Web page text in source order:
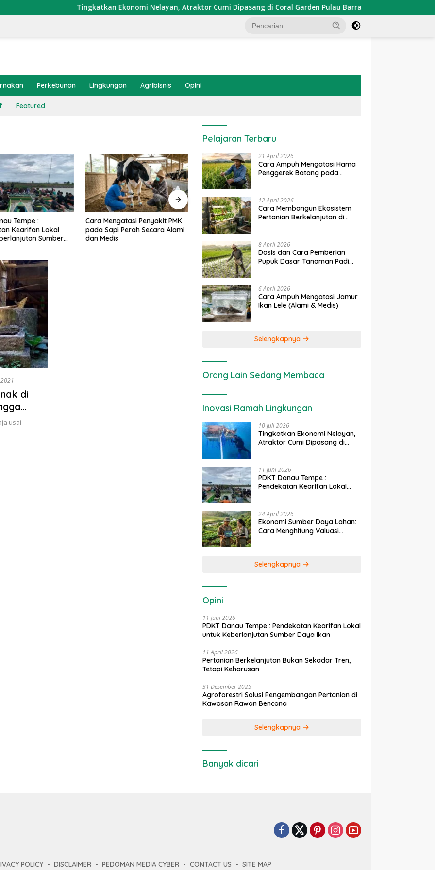
Tingkatkan Ekonomi Nelayan, Atraktor Cumi Dipasang di Coral Garden Pulau Barrang Caddi
Perkebunan Lingkungan Agribisnis Opini
Featured
Penyakit PMK
Perah Secara Alami
Dosis dan Cara Pemupukan
Tanaman Padi pada Fase
Vegetatif Aktif yang Tepat
Penerapan IoT dalam
Pertanian Modern di Indonesia
Ekonomi Sumber Daya Lahan:
di
usai
Pelajaran Terbaru
21 April 2026
Cara Ampuh Mengatasi Hama
Penggerek Batang pada
12 April 2026
Cara Membangun Ekosistem
Pertanian Berkelanjutan di
8 April 2026
Dosis dan Cara Pemberian
Pupuk Dasar Tanaman Padi
6 April 2026
Cara Ampuh Mengatasi Jamur
Ikan Lele (Alami & Medis)
Selengkapnya
Orang Lain Sedang Membaca
Inovasi Ramah Lingkungan
10 Juli 2026
Tingkatkan Ekonomi Nelayan,
Atraktor Cumi Dipasang di
11 Juni 2026
PDKT Danau Tempe :
Pendekatan Kearifan Lokal
24 April 2026
Ekonomi Sumber Daya Lahan:
Cara Menghitung Valuasi
Selengkapnya
Opini
11 Juni 2026
PDKT Danau Tempe : Pendekatan Kearifan Lokal
untuk Keberlanjutan Sumber Daya Ikan
11 April 2026
Pertanian Berkelanjutan Bukan Sekadar Tren,
Tetapi Keharusan
31 Desember 2025
Agroforestri Solusi Pengembangan Pertanian di
Kawasan Rawan Bencana
Selengkapnya
Banyak dicari
POLICY DISCLAIMER PEDOMAN MEDIA CYBER CONTACT US SITE MAP